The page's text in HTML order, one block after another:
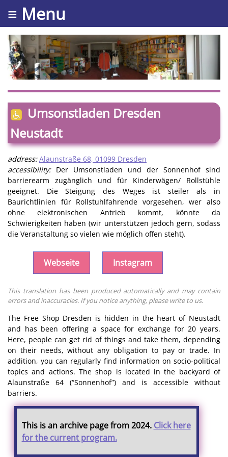
≡ Menu
Umsonstladen Dresden
Neustadt
address: Alaunstraße 68, 01099 Dresden
accessibility:Der Umsonstladen und der Sonnenhof sind
barrierearm zugänglich und für Kinderwägen/ Rollstühle
geeignet. Die Steigung des Weges ist steiler als in
Baurichtlinien für Rollstuhlfahrende vorgesehen, wer also
ohne elektronischen Antrieb kommt, könnte da
Schwierigkeiten haben (wir unterstützen jedoch gern, sodass
die Veranstaltung so vielen wie möglich offen steht).
Webseite Instagram
This translation has been produced automatically and may contain
errors and inaccuracies. If you notice anything, please write to us.
The Free Shop Dresden is hidden in the heart of Neustadt
and has been offering a space for exchange for 20 years.
Here, people can get rid of things and take them, depending
on their needs, without any obligation to pay or trade. In
addition, you can regularly find information on socio-political
topics and actions. The shop is located in the backyard of
Alaunstraße 64 (“Sonnenhof”) and is accessible without
barriers.
This is an archive page from 2024. Click here
for the current program.